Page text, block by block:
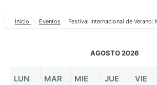
Inicio Eventos Festival Internacional de Verano:
AGOSTO 2026
LUN MAR MIE JUE VIE